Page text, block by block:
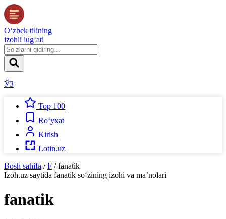
O‘zbek tilining
izohli lug‘ati
ЎЗ
Top 100
Ro‘yxat
Kirish
Lotin.uz
Bosh sahifa / F / fanatik
Izoh.uz saytida fanatik so‘zining izohi va ma’nolari
fanatik